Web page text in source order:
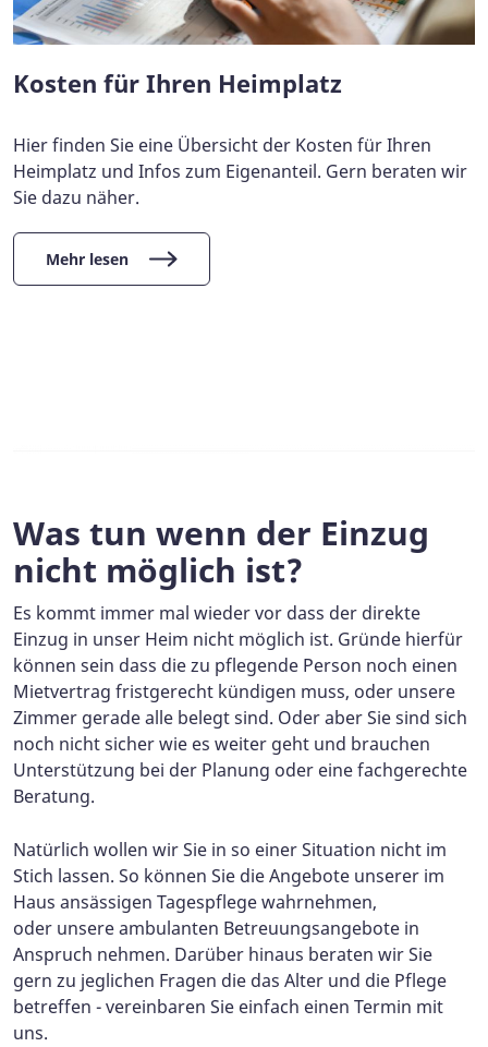
Kosten für Ihren Heimplatz
Hier finden Sie eine Übersicht der Kosten für Ihren
Heimplatz und Infos zum Eigenanteil. Gern beraten wir
Sie dazu näher.
Mehr lesen
Was tun wenn der Einzug
nicht möglich ist?
Es kommt immer mal wieder vor dass der direkte
Einzug in unser Heim nicht möglich ist. Gründe hierfür
können sein dass die zu pflegende Person noch einen
Mietvertrag fristgerecht kündigen muss, oder unsere
Zimmer gerade alle belegt sind. Oder aber Sie sind sich
noch nicht sicher wie es weiter geht und brauchen
Unterstützung bei der Planung oder eine fachgerechte
Beratung.
Natürlich wollen wir Sie in so einer Situation nicht im
Stich lassen. So können Sie die Angebote unserer im
Haus ansässigen Tagespflege wahrnehmen,
oder unsere ambulanten Betreuungsangebote in
Anspruch nehmen. Darüber hinaus beraten wir Sie
gern zu jeglichen Fragen die das Alter und die Pflege
betreffen - vereinbaren Sie einfach einen Termin mit
uns.